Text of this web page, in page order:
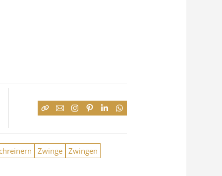
Zwinge Zwingen